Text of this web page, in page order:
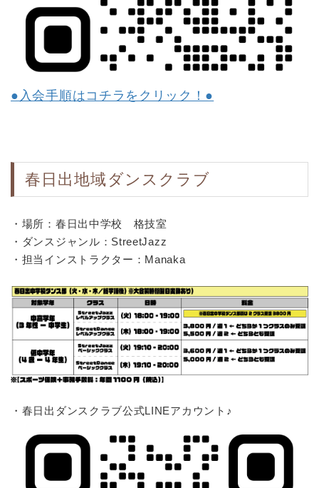
●入会手順はコチラをクリック！●
春日出地域ダンスクラブ
・場所：春日出中学校 格技室
・ダンスジャンル：StreetJazz
・担当インストラクター：Manaka
・春日出ダンスクラブ公式LINEアカウント♪